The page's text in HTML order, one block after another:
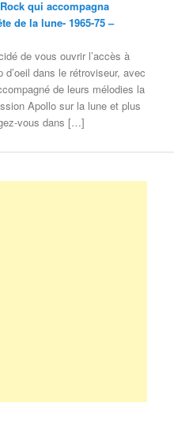
qui accompagna
de la lune- 1965-75 –
de vous ouvrir l’accès à
dans le rétroviseur, avec
de leurs mélodies la
Apollo sur la lune et plus
vous dans […]